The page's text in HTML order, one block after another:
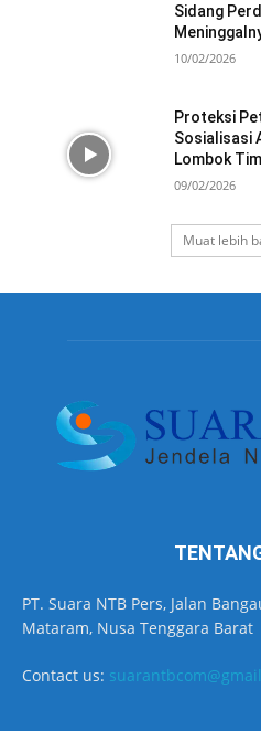
Sidang
10/02/2026
Proteksi
Sosialisasi
Lombok
09/02/2026
Muat lebih
PT. Suara NTB Pers, Jalan
Mataram, Nusa Tenggara Barat
Contact us: